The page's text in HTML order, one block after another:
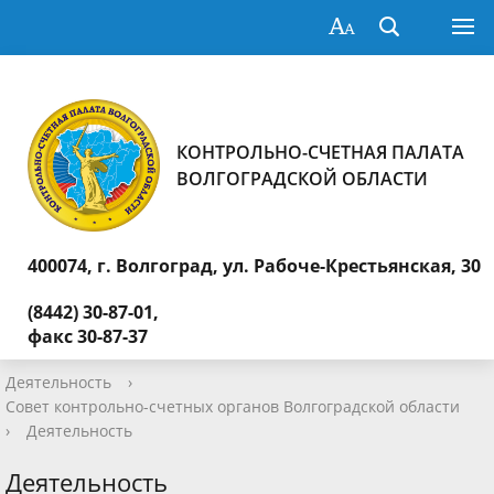
КОНТРОЛЬНО-СЧЕТНАЯ ПАЛАТА
ВОЛГОГРАДСКОЙ ОБЛАСТИ
400074, г. Волгоград, ул. Рабоче-Крестьянская, 30
(8442) 30-87-01,
факс 30-87-37
Деятельность
›
Совет контрольно-счетных органов Волгоградской области
›
Деятельность
Деятельность